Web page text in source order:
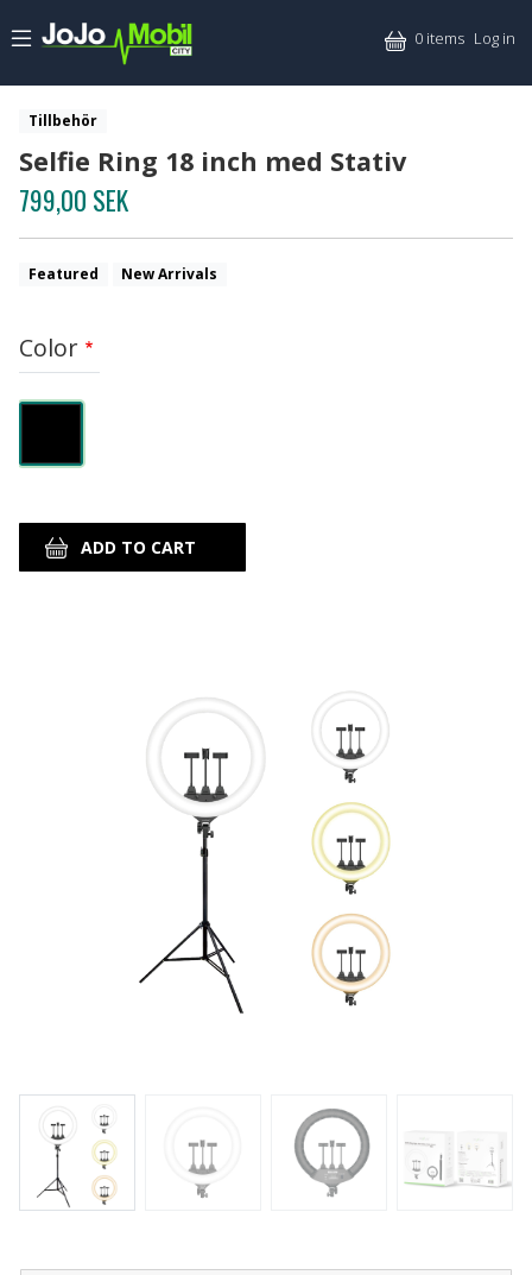
0 items Log in
Tillbehör
Selfie Ring 18 inch med Stativ
799,00 SEK
Featured New Arrivals
Color